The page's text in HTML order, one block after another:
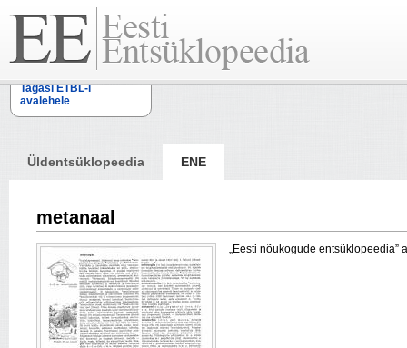
Tagasi ETBL-i
avalehele
Üldentsüklopeedia ENE
metanaal
„Eesti nõukogude entsüklopeedia”